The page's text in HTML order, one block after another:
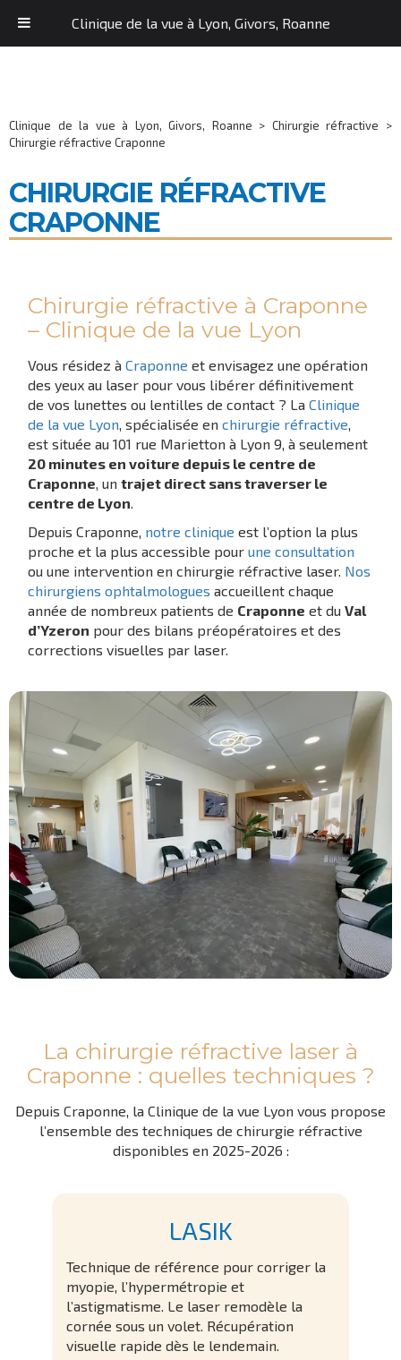
Clinique de la vue à Lyon, Givors, Roanne > Chirurgie réfractive >
Chirurgie réfractive Craponne
CHIRURGIE RÉFRACTIVE
CRAPONNE
Chirurgie réfractive à Craponne
– Clinique de la vue Lyon
Vous résidez àCraponne et envisagez une opération
des yeux au laser pour vous libérer définitivement
de vos lunettes ou lentilles de contact ? LaClinique
de la vue Lyon, spécialisée enchirurgie réfractive,
est située au 101 rue Marietton à Lyon 9, à seulement
20 minutes en voiture depuis le centre de
Craponne, untrajet direct sans traverser le
centre de Lyon.
Depuis Craponne, notre clinique est l’option la plus
proche et la plus accessible pourune consultation
ou une intervention en chirurgie réfractive laser. Nos
chirurgiens ophtalmologues accueillent chaque
année de nombreux patients de Craponne et duVal
d’Yzeron pour des bilans préopératoires et des
corrections visuelles par laser.
La chirurgie réfractive laser à
Craponne : quelles techniques ?
Depuis Craponne, la Clinique de la vue Lyon vous propose
l’ensemble des techniques de chirurgie réfractive
disponibles en 2025-2026 :
LASIK
Technique de référence pour corriger la
myopie, l’hypermétropie et
l’astigmatisme. Le laser remodèle la
cornée sous un volet. Récupération
visuelle rapide dès le lendemain.
Clinique de la vue à Lyon, Givors, Roanne